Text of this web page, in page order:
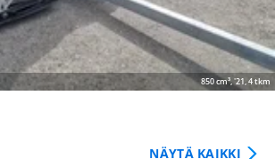
850 cm³, '21, 4 tkm
NÄYTÄ KAIKKI